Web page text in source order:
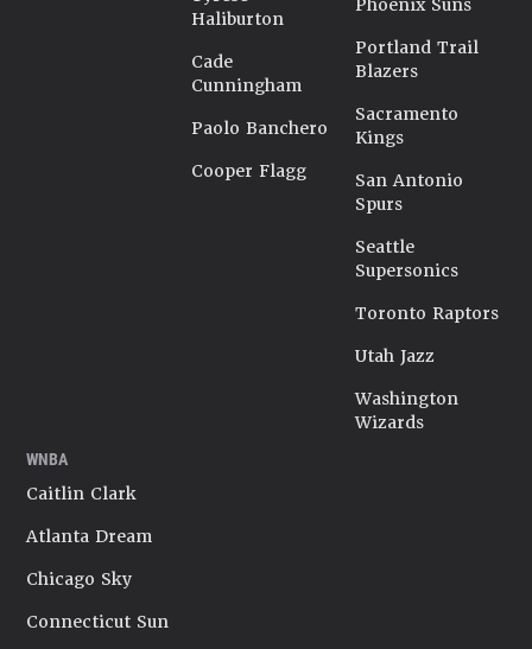
Haliburton
Cade
Cunningham
Paolo Banchero
Cooper Flagg
Phoenix Suns
Portland Trail
Blazers
Sacramento
Kings
San Antonio
Spurs
Seattle
Supersonics
Toronto Raptors
Utah Jazz
Washington
Wizards
WNBA
Caitlin Clark
Atlanta Dream
Chicago Sky
Connecticut Sun